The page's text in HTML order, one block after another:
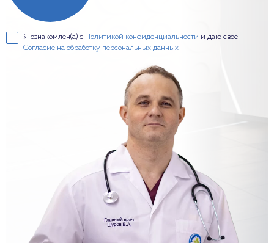
Я ознакомлен(а) с Политикой конфиденциальности и даю свое
Согласие на обработку персональных данных